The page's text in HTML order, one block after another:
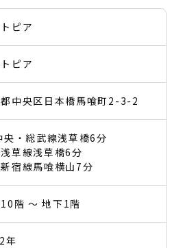
ピア
ピア
中央区日本橋馬喰町2-3-2
央・総武線浅草橋6分
草線浅草橋6分
宿線馬喰横山7分
階 〜 地下1階
年